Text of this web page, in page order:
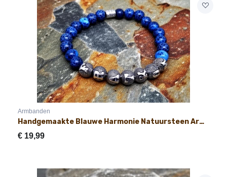
Armbanden
Handgemaakte Blauwe Harmonie Natuursteen Armband met Naam 8mm
€ 19,99